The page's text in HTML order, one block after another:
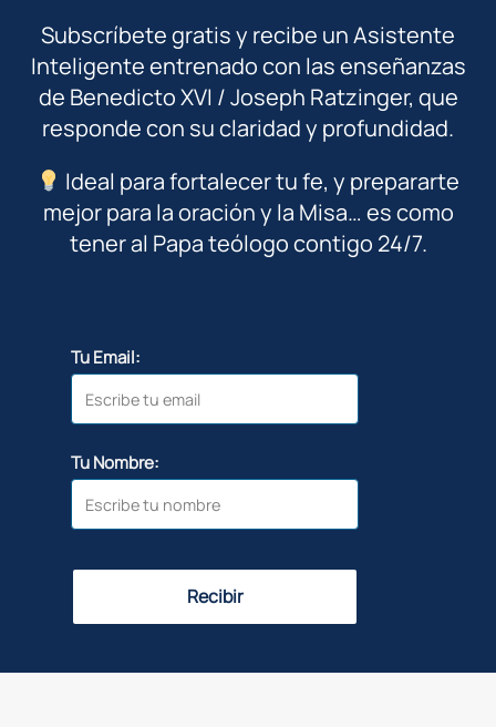
Subscríbete gratis y recibe un Asistente
Inteligente entrenado con las enseñanzas
de Benedicto XVI / Joseph Ratzinger, que
responde con su claridad y profundidad.
Ideal para fortalecer tu fe, y prepararte
mejor para la oración y la Misa… es como
tener al Papa teólogo contigo 24/7.
Tu Email:
Tu Nombre:
Recibir